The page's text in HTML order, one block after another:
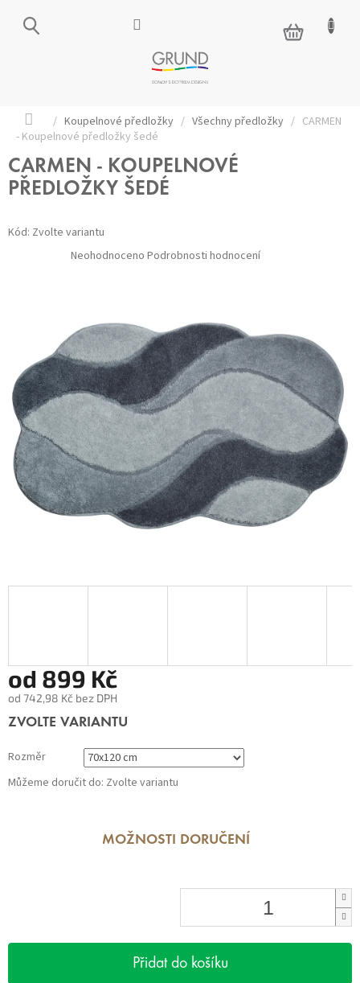
NÁKUPNÍ
KOŠÍK
Domů
/ Koupelnové předložky / Všechny předložky / CARMEN
- Koupelnové předložky šedé
CARMEN - KOUPELNOVÉ
PŘEDLOŽKY ŠEDÉ
Kód: Zvolte variantu
Průměrné
hodnocení
Neohodnoceno Podrobnosti hodnocení
od 899 Kč
od 742,98 Kč bez DPH
Měrná
ZVOLTE VARIANTU
Rozměr
Můžeme doručit do: Zvolte variantu
MOŽNOSTI DORUČENÍ
Přidat do košíku